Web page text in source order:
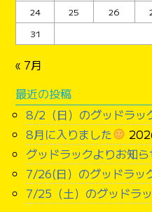
24 25 26
31
« 7月
最近の投稿
8/2（日）のグッドラッ
8月に入りました
グッドラックよりお知
7/26(日）のグッドラッ
7/25（土）のグッドラ